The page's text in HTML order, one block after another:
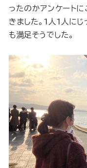
ったのかアンケート
きました。1人1人にじ
も満足そうでした。